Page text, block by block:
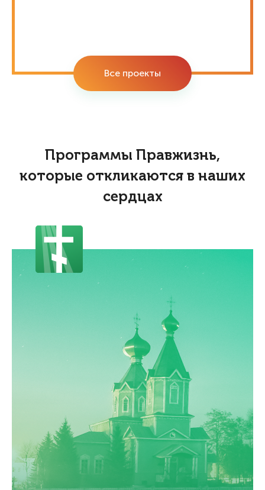
Все проекты
Программы Правжизнь,
которые откликаются в наших
сердцах